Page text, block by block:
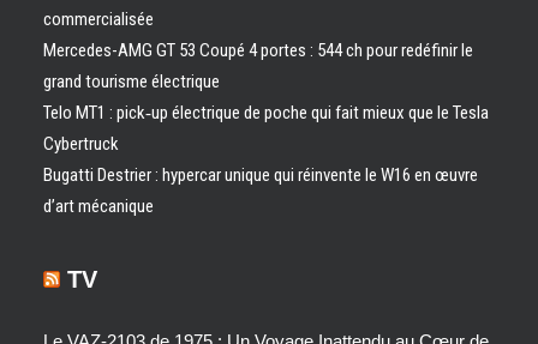
commercialisée
Mercedes-AMG GT 53 Coupé 4 portes : 544 ch pour redéfinir le
grand tourisme électrique
Telo MT1 : pick‑up électrique de poche qui fait mieux que le Tesla
Cybertruck
Bugatti Destrier : hypercar unique qui réinvente le W16 en œuvre
d’art mécanique
TV